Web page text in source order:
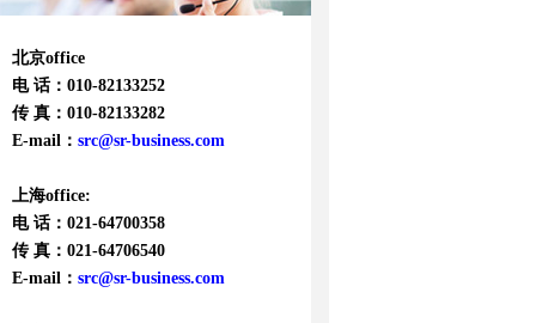
北京office
电 话：010-82133252
传 真：010-82133282
E-mail： src@sr-business.com
上海office:
电 话：021-64700358
传 真：021-64706540
E-mail： src@sr-business.com